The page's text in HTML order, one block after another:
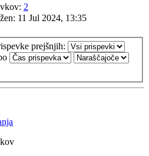
2
11 Jul 2024, 13:35
prejšnjih: